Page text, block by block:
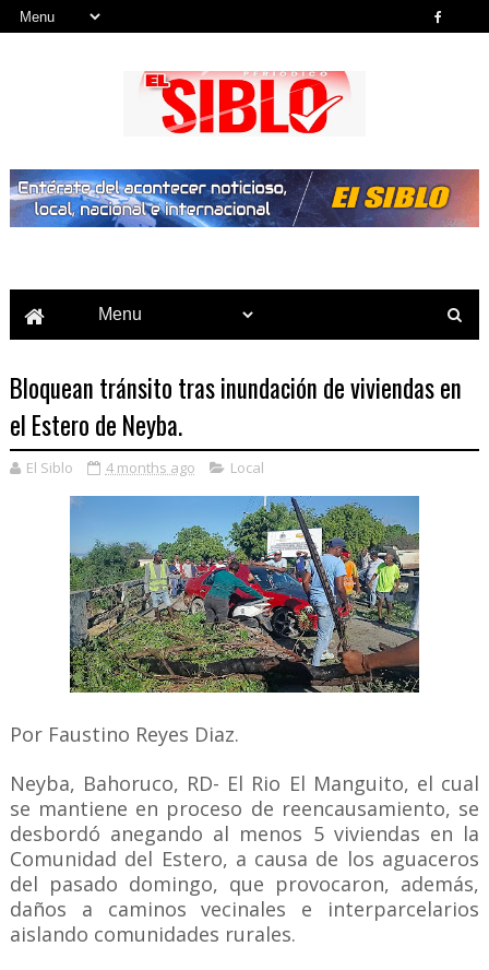
Bloquean tránsito tras inundación de viviendas en
el Estero de Neyba.
El Siblo 4 months ago Local
Por Faustino Reyes Diaz.
Neyba, Bahoruco, RD- El Rio El Manguito, el cual
se mantiene en proceso de reencausamiento, se
desbordó anegando al menos 5 viviendas en la
Comunidad del Estero, a causa de los aguaceros
del pasado domingo, que provocaron, además,
daños a caminos vecinales e interparcelarios
aislando comunidades rurales.